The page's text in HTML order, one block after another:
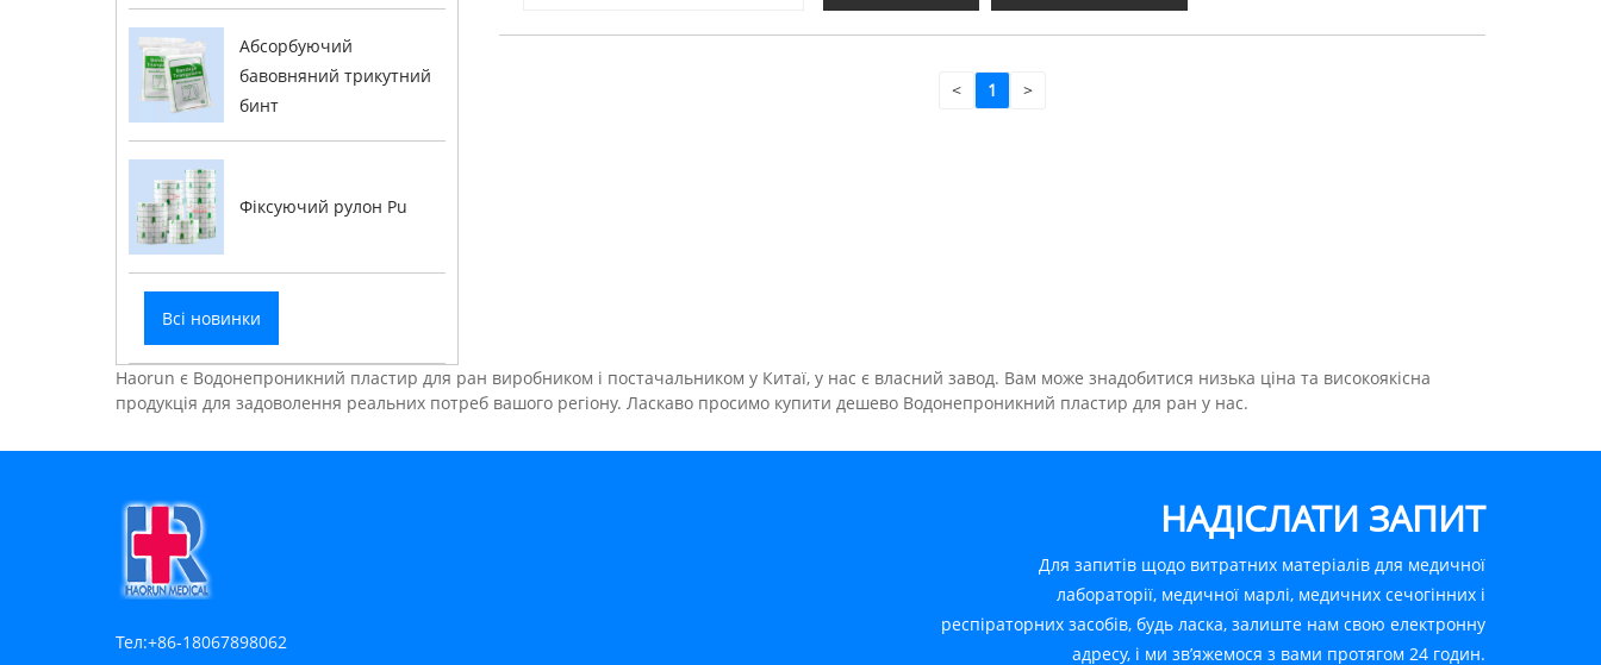
Абсорбуючий
бавовняний трикутний
бинт
Фіксуючий рулон Pu
Всі новинки
< 1 >
Haorun є Водонепроникний пластир для ран виробником і постачальником у Китаї, у нас є власний завод. Вам може знадобитися низька ціна та високоякісна
продукція для задоволення реальних потреб вашого регіону. Ласкаво просимо купити дешево Водонепроникний пластир для ран у нас.
Тел:+86-18067898062
НАДІСЛАТИ ЗАПИТ
Для запитів щодо витратних матеріалів для медичної
лабораторії, медичної марлі, медичних сечогінних і
респіраторних засобів, будь ласка, залиште нам свою електронну
адресу, і ми зв’яжемося з вами протягом 24 годин.